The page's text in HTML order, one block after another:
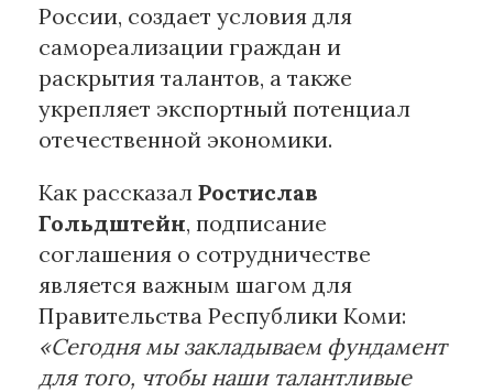
России, создает условия для
самореализации граждан и
раскрытия талантов, а также
укрепляет экспортный потенциал
отечественной экономики.
Как рассказал Ростислав
Гольдштейн, подписание
соглашения о сотрудничестве
является важным шагом для
Правительства Республики Коми:
«Сегодня мы закладываем фундамент
для того, чтобы наши талантливые